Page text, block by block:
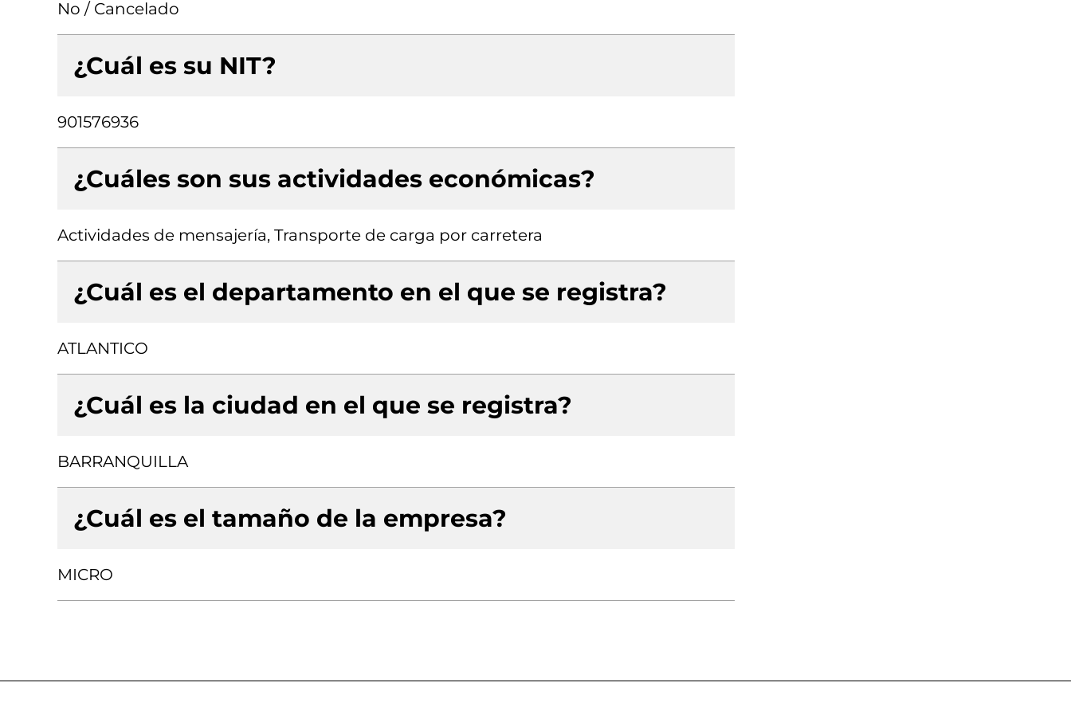
No / Cancelado
¿Cuál es su NIT?
901576936
¿Cuáles son sus actividades económicas?
Actividades de mensajería, Transporte de carga por carretera
¿Cuál es el departamento en el que se registra?
ATLANTICO
¿Cuál es la ciudad en el que se registra?
BARRANQUILLA
¿Cuál es el tamaño de la empresa?
MICRO